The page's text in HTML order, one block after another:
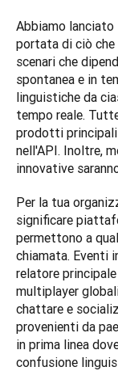
Abbiamo lanciato
portata di ciò che
scenari che
spontanea e in
linguistiche da
tempo reale.
prodotti principali
nell'API. Inoltre,
innovative
Per la tua
significare
permettono a
chiamata. Eventi
relatore
multiplayer
chattare e
provenienti da
in prima linea
confusione